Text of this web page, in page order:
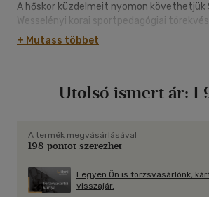
A hőskor küzdelmeit nyomon követhetjük
Wesselényi korai sportpedagógiai
úszósportnak országos nevet és
Szekrényessy Kálmánig. Talán kevesen
Szekrényessyben pedig első magyar
eleven színt mutató fürdőéletének
meg együtt a két világháború közötti
le a kommunizmus átideologizált
mítosza. Járjuk be együtt e több mint
+ Mutass többet
Utolsó ismert ár: 1
A termék megvásárlásával
198 pontot szerezhet
Legyen Ön is törzsvásárlónk,
visszajár.